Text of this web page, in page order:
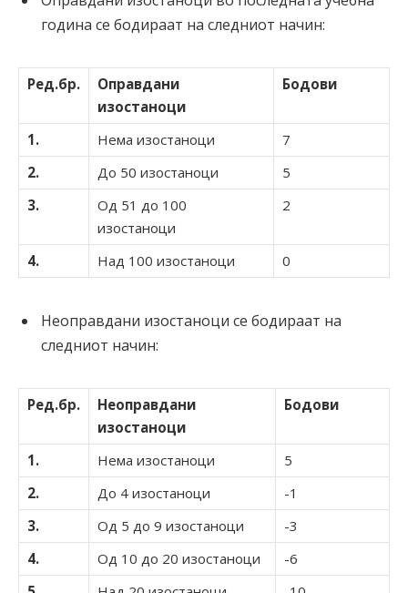
година се бодираат на следниот начин:
Ред.бр.
Оправдани
изостаноци
Бодови
1. Нема изостаноци
7
2.
До 50 изостаноци
5
3.
Од 51 до 100
изостаноци
2
4. Над 100 изостаноци 0
Неоправдани изостаноци се бодираат на
следниот начин:
Ред.бр.
Неоправдани
изостаноци
Бодови
1. Нема изостаноци
5
2.
До 4 изостаноци
-1
3.
Од 5 до 9 изостаноци
-3
4.
Од 10 до 20 изостаноци
-6